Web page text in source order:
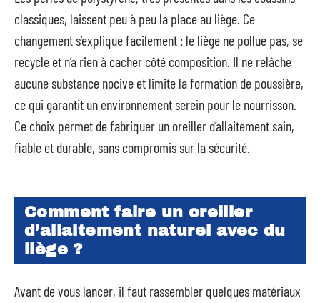
classiques, laissent peu à peu la place au liège. Ce
changement s’explique facilement : le liège ne pollue pas, se
recycle et n’a rien à cacher côté composition. Il ne relâche
aucune substance nocive et limite la formation de poussière,
ce qui garantit un environnement serein pour le nourrisson.
Ce choix permet de fabriquer un oreiller d’allaitement sain,
fiable et durable, sans compromis sur la sécurité.
Comment faire un oreiller
d’allaitement naturel avec du
liège ?
Avant de vous lancer, il faut rassembler quelques matériaux